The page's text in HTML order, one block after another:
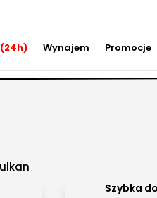
Wynajem Promocje
namiotowe, wynajem dmuchańców,
Szybka